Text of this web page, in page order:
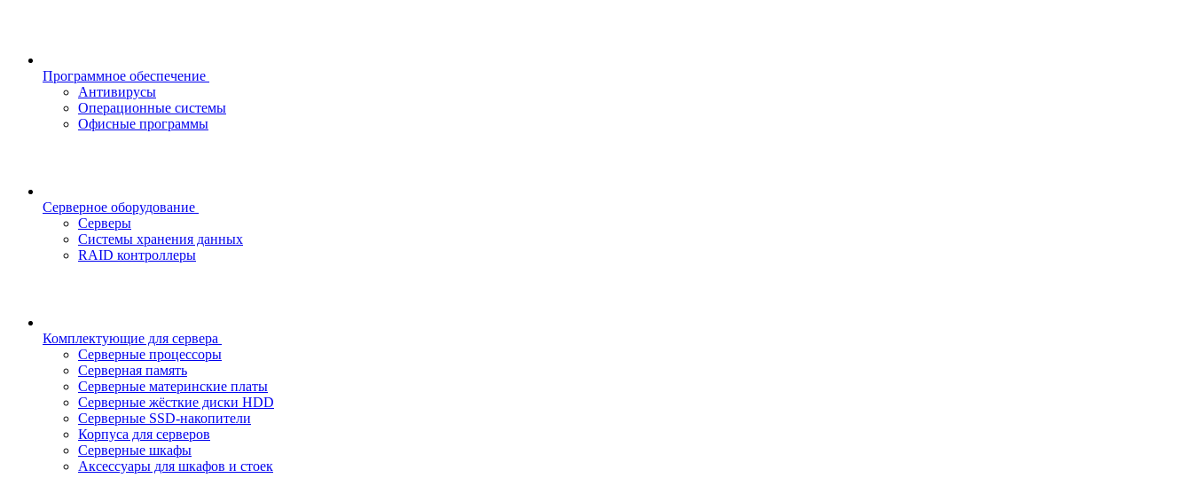
Программное обеспечение
Антивирусы
Операционные системы
Офисные программы
Серверное оборудование
Серверы
Системы хранения данных
RAID контроллеры
Комплектующие для сервера
Серверные процессоры
Серверная память
Серверные материнские платы
Серверные жёсткие диски HDD
Серверные SSD-накопители
Корпуса для серверов
Серверные шкафы
Аксессуары для шкафов и стоек